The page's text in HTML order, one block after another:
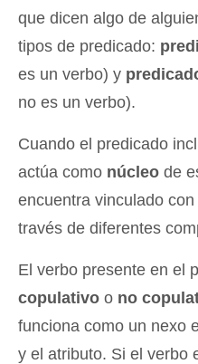
que dicen algo de
tipos de predicado:
es un verbo) y
no es un verbo).
Cuando el predicado
actúa como núcleo de
encuentra vinculado con
través de diferentes
El verbo presente en el
copulativo o no
funciona como un nexo
y el atributo. Si el verbo